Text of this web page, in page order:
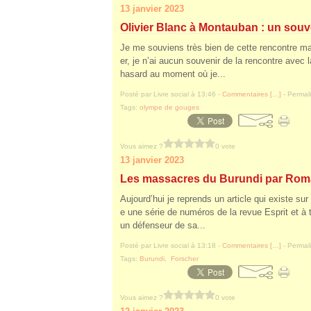
13 janvier 2023
Olivier Blanc à Montauban : un
Je me souviens très bien de cette rencontre
er, je n’ai aucun souvenir de la rencontre
hasard au moment où je...
Posté par Livre social à 13:46 - Commentaires [ ] -
Tags: olympe de gouges
Vous aimez ? 0 vote
13 janvier 2023
Les massacres du Burundi par
Aujourd’hui je reprends un article qui existe
e une série de numéros de la revue Esprit et
un défenseur de sa...
Posté par Livre social à 13:18 - Commentaires [ ] -
Tags: Burundi Forscher
Vous aimez ? 0 vote